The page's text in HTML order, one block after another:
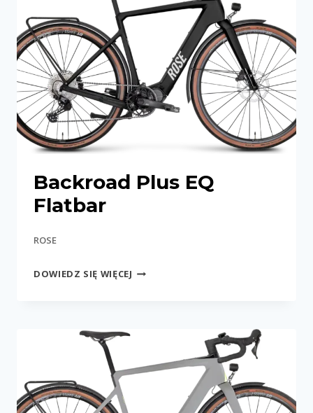
Backroad Plus EQ
Flatbar
ROSE
DOWIEDZ SIĘ WIĘCEJ BACKROAD